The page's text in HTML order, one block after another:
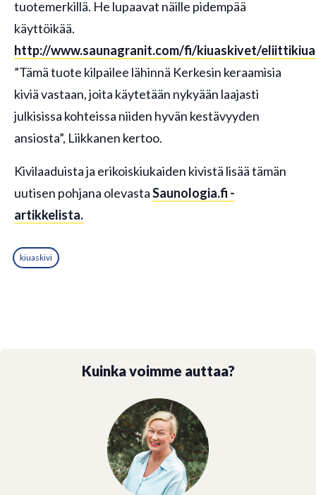
tuotemerkillä. He lupaavat näille pidempää
käyttöikää.
http://www.saunagranit.com/fi/kiuaskivet/
”Tämä tuote kilpailee lähinnä Kerkesin keraamisia
kiviä vastaan, joita käytetään nykyään laajasti
julkisissa kohteissa niiden hyvän kestävyyden
ansiosta”, Liikkanen kertoo.
Kivilaaduista ja erikoiskiukaiden kivistä lisää tämän
uutisen pohjana olevastaSaunologia.fi -
artikkelista.
kiuaskivi
Kuinka voimme auttaa?